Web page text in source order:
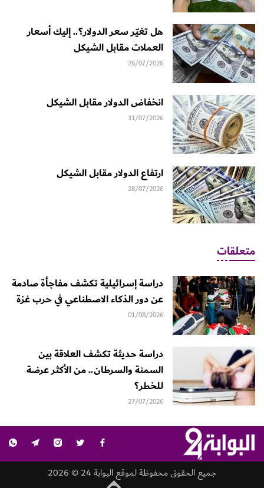
هل تغيّر سعر الدولار؟.. إليك أسعار
العملات مقابل الشيكل
26/07/2026
انخفاض الدولار مقابل الشيكل
31/07/2026
ارتفاع الدولار مقابل الشيكل
28/07/2026
متعلقات
دراسة إسرائيلية تكشف مفاجأة صادمة
عن دور الذكاء الاصطناعي في حرب غزة
01/08/2026
دراسة حديثة تكشف العلاقة بين
السمنة والسرطان.. من الأكثر عرضة
للخطر؟
27/07/2026
جميع الحقوق محفوظة لموقع البوابة 24 © 2026